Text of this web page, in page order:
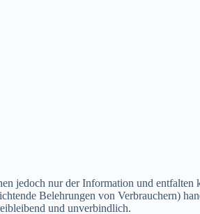
jedoch nur der Information und
Belehrungen von Verbrauchern)
und unverbindlich.